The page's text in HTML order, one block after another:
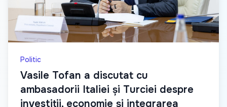
Politic
Vasile Tofan a discutat cu
ambasadorii Italiei și Turciei despre
investiții, economie și integrarea